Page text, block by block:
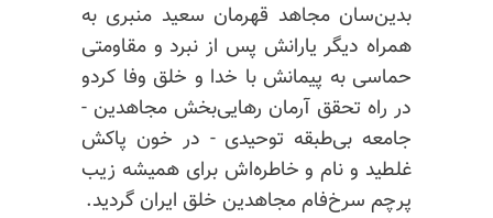
بدین‌سان مجاهد قهرمان سعید منبری به
همراه دیگر یارانش پس از نبرد و مقاومتی
حماسی به پیمانش با خدا و خلق وفا کردو
در راه تحقق آرمان رهایی‌بخش مجاهدین -
جامعه بی‌طبقه توحیدی - در خون پاکش
غلطید و نام و خاطره‌اش برای همیشه زیب
پرچم سرخ‌فام مجاهدین خلق ایران گردید.